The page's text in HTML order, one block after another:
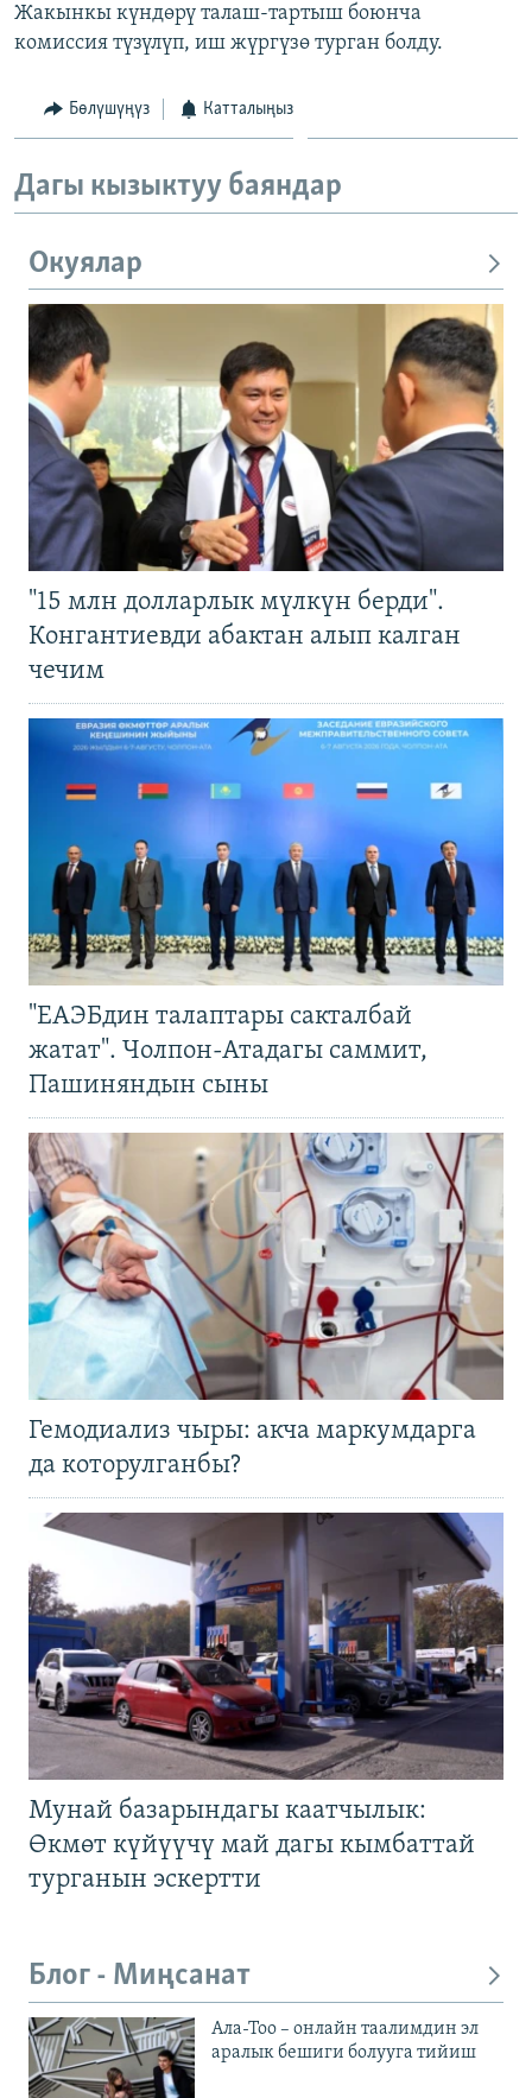
Жакынкы күндөрү талаш-тартыш боюнча
комиссия түзүлүп, иш жүргүзө турган болду.
Бөлүшүңүз Катталыңыз
Дагы кызыктуу баяндар
Окуялар
"15 млн долларлык мүлкүн берди".
Конгантиевди абактан алып калган
чечим
"ЕАЭБдин талаптары сакталбай
жатат". Чолпон-Атадагы саммит,
Пашиняндын сыны
Гемодиализ чыры: акча маркумдарга
да которулганбы?
Мунай базарындагы каатчылык:
Өкмөт күйүүчү май дагы кымбаттай
турганын эскертти
Блог - Миңсанат
Ала-Тоо – онлайн таалимдин эл
аралык бешиги болууга тийиш